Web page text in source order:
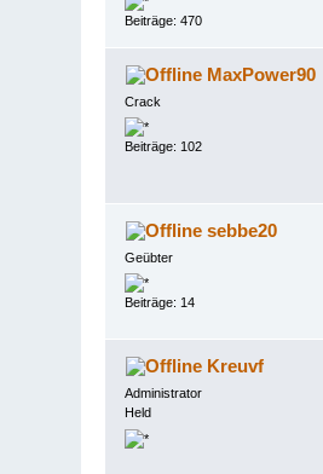
Beiträge: 470
MaxPower90
Crack
Beiträge: 102
sebbe20
Geübter
Beiträge: 14
Kreuvf
Administrator
Held